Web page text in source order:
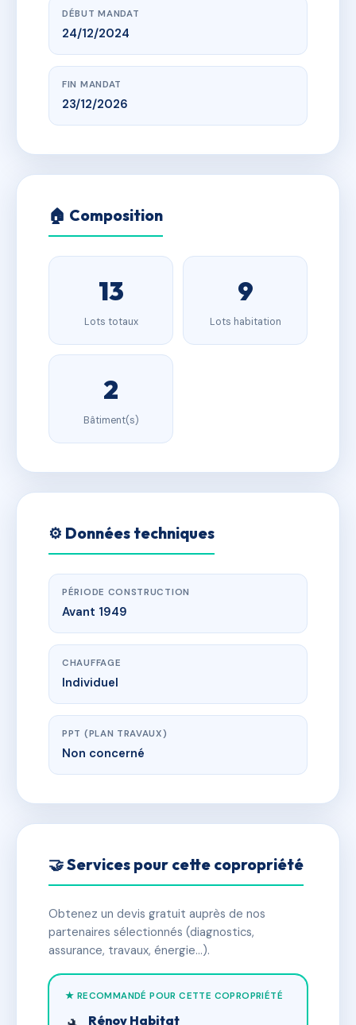
DÉBUT MANDAT
24/12/2024
FIN MANDAT
23/12/2026
🏠 Composition
13
Lots totaux
9
Lots habitation
2
Bâtiment(s)
⚙️ Données techniques
PÉRIODE CONSTRUCTION
Avant 1949
CHAUFFAGE
Individuel
PPT (PLAN TRAVAUX)
Non concerné
🤝 Services pour cette copropriété
Obtenez un devis gratuit auprès de nos
partenaires sélectionnés (diagnostics,
assurance, travaux, énergie…).
★ RECOMMANDÉ POUR CETTE COPROPRIÉTÉ
Rénov Habitat